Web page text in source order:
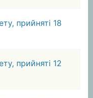
прийняті 18
прийняті 12